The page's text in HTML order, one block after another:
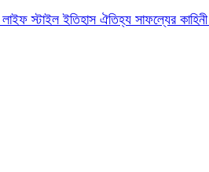
লাইফ স্টাইলইতিহাস ঐতিহ্য সাফল্যের কাহিনী